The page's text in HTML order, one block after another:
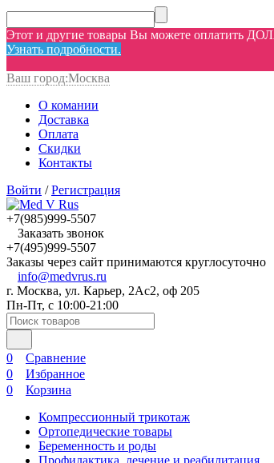
Этот и другие товары Вы можете оплатить
Узнать подробности.
Ваш город:Москва
О комании
Доставка
Оплата
Скидки
Контакты
Войти /Регистрация
+7(985)999-5507
Заказать звонок
+7(495)999-5507
Заказы через сайт принимаются круглосуточно
info@medvrus.ru
г. Москва, ул. Карьер, 2Ас2, оф 205
Пн-Пт, с 10:00-21:00
0
Сравнение
0
Избранное
0
Корзина
Компрессионный трикотаж
Ортопедические товары
Беременность и роды
Профилактика, лечение и реабилитация